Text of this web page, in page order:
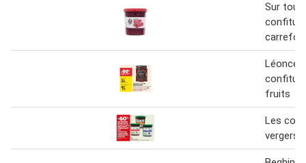
Sur
Léonce
fruits
Les
vergers